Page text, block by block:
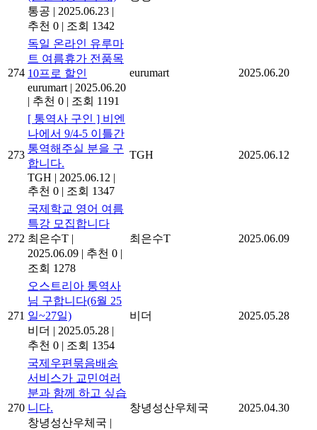
통공 | 2025.06.23 |
추천 0 | 조회 1342
274
독일 온라인 유루마
트 여름휴가 전품목
10프로 할인
eurumart | 2025.06.20
| 추천 0 | 조회 1191
eurumart 2025.06.20
273
[ 통역사 구인 ] 비엔
나에서 9/4-5 이틀간
통역해주실 분을 구
합니다.
TGH | 2025.06.12 |
추천 0 | 조회 1347
TGH 2025.06.12
272
국제학교 영어 여름
특강 모집합니다
최은수T |
2025.06.09 | 추천 0 |
조회 1278
최은수T 2025.06.09
271
오스트리아 통역사
님 구합니다(6월 25
일~27일)
비더 | 2025.05.28 |
추천 0 | 조회 1354
비더 2025.05.28
270
국제우편묶음배송
서비스가 교민여러
분과 함께 하고 싶습
니다.
창녕성산우체국 |
창녕성산우체국 2025.04.30